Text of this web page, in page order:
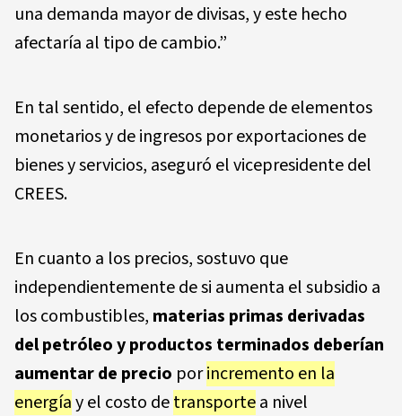
una demanda mayor de divisas, y este hecho
afectaría al tipo de cambio.”
En tal sentido, el efecto depende de elementos
monetarios y de ingresos por exportaciones de
bienes y servicios, aseguró el vicepresidente del
CREES.
En cuanto a los precios, sostuvo que
independientemente de si aumenta el subsidio a
los combustibles, materias primas derivadas
del petróleo y productos terminados deberían
aumentar de precio porincremento en la
energíay el costo detransportea nivel